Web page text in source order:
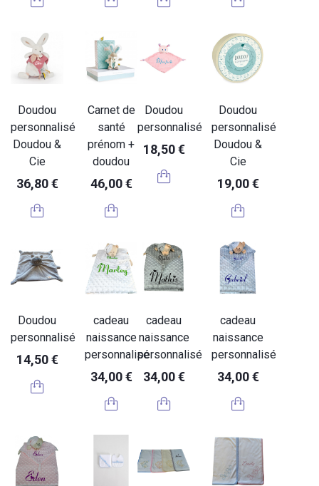
Doudou
personnalisé
Doudou &
Cie
36,80 €
Carnet de
santé
prénom +
doudou
46,00 €
Doudou
personnalisé
18,50 €
Doudou
personnalisé
Doudou &
Cie
19,00 €
Doudou
personnalisé
14,50 €
cadeau
naissance
personnalisé
34,00 €
cadeau
naissance
personnalisé
34,00 €
cadeau
naissance
personnalisé
34,00 €